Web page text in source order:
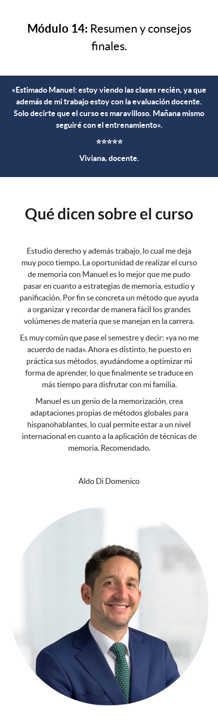
Módulo 14: Resumen y consejos
finales.
«Estimado Manuel: estoy viendo las clases recién, ya que
además de mi trabajo estoy con la evaluación docente.
Solo decirte que el curso es maravilloso. Mañana mismo
seguiré con el entrenamiento».
⭐⭐⭐⭐⭐
Viviana, docente.
Qué dicen sobre el curso
Estudio derecho y además trabajo, lo cual me deja
muy poco tiempo. La oportunidad de realizar el curso
de memoria con Manuel es lo mejor que me pudo
pasar en cuanto a estrategias de memoria, estudio y
panificación. Por fin se concreta un método que ayuda
a organizar y recordar de manera fácil los grandes
volúmenes de materia que se manejan en la carrera.
Es muy común que pase el semestre y decir: «ya no me
acuerdo de nada». Ahora es distinto, he puesto en
práctica sus métodos, ayudándome a optimizar mi
forma de aprender, lo que finalmente se traduce en
más tiempo para disfrutar con mi familia.
Manuel es un genio de la memorización, crea
adaptaciones propias de métodos globales para
hispanohablantes, lo cual permite estar a un nivel
internacional en cuanto a la aplicación de técnicas de
memoria. Recomendado.
Aldo Di Domenico